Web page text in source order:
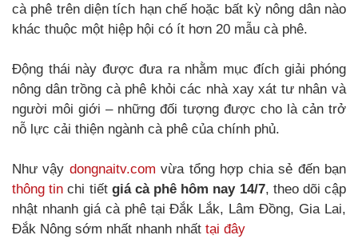
cà phê trên diện tích hạn chế hoặc bất kỳ nông dân nào
khác thuộc một hiệp hội có ít hơn 20 mẫu cà phê.
Động thái này được đưa ra nhằm mục đích giải phóng
nông dân trồng cà phê khỏi các nhà xay xát tư nhân và
người môi giới – những đối tượng được cho là cản trở
nỗ lực cải thiện ngành cà phê của chính phủ.
Như vậy dongnaitv.com vừa tổng hợp chia sẻ đến bạn
thông tin chi tiết giá cà phê hôm nay 14/7, theo dõi cập
nhật nhanh giá cà phê tại Đắk Lắk, Lâm Đồng, Gia Lai,
Đắk Nông sớm nhất nhanh nhất tại đây